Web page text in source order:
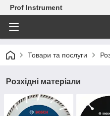
Prof Instrument
Товари та послуги
Розхідні матеріали